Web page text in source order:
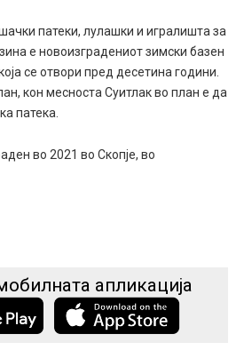
патеки, лулашки и игралишта за
е новоизградениот зимски базен
се отвори пред десетина години.
кон месноста Суитлак во план е да
патека.
во 2021 во Скопје, во
апликација